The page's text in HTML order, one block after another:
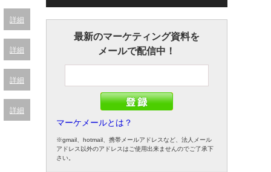
詳細
詳細
詳細
詳細
最新のマーケティング資料を
メールで配信中！
マーケメールとは？
※gmail、hotmail、携帯メールアドレスなど、法人メール
アドレス以外のアドレスはご使用出来ませんのでご了承下
さい。